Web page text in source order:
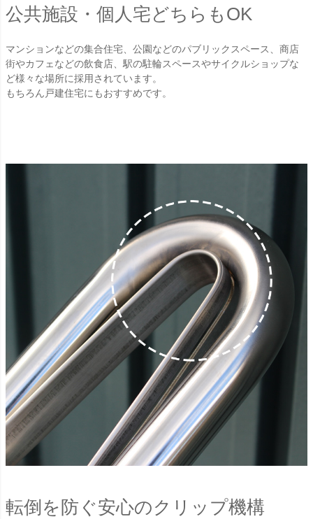
公共施設・個人宅どちらもOK
マンションなどの集合住宅、公園などのパブリックスペース、商店
街やカフェなどの飲食店、駅の駐輪スペースやサイクルショップな
ど様々な場所に採用されています。
もちろん戸建住宅にもおすすめです。
転倒を防ぐ安心のクリップ機構